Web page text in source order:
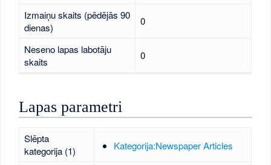
Izmaiņu skaits (pēdējās 90
dienas)
0
Neseno lapas labotāju
skaits
0
Lapas parametri
Slēpta
kategorija (1)
Kategorija:Newspaper Articles